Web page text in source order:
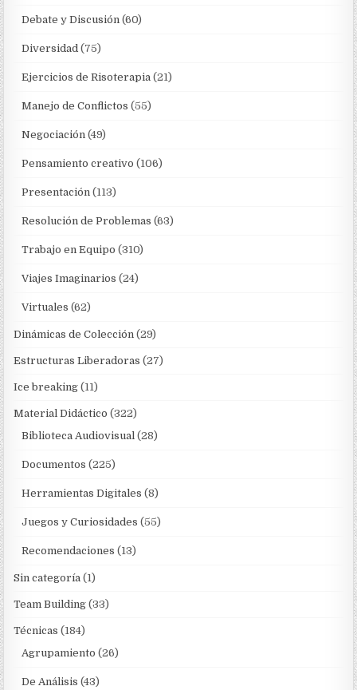
Debate y Discusión (60)
Diversidad (75)
Ejercicios de Risoterapia (21)
Manejo de Conflictos (55)
Negociación (49)
Pensamiento creativo (106)
Presentación (113)
Resolución de Problemas (63)
Trabajo en Equipo (310)
Viajes Imaginarios (24)
Virtuales (62)
Dinámicas de Colección (29)
Estructuras Liberadoras (27)
Ice breaking (11)
Material Didáctico (322)
Biblioteca Audiovisual (28)
Documentos (225)
Herramientas Digitales (8)
Juegos y Curiosidades (55)
Recomendaciones (13)
Sin categoría (1)
Team Building (33)
Técnicas (184)
Agrupamiento (26)
De Análisis (43)